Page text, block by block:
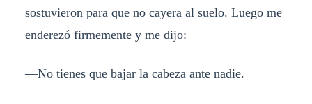
sostuvieron para que no cayera al suelo. Luego me
enderezó firmemente y me dijo:
—No tienes que bajar la cabeza ante nadie.